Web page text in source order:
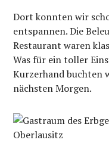
Dort konnten wir
entspannen. Die
Restaurant waren
Was für ein toller
Kurzerhand buchten
nächsten Morgen.